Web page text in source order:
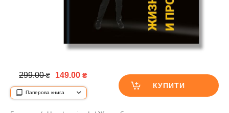
Паперова книга
299.00₴ 149.00 ₴
КУПИТИ